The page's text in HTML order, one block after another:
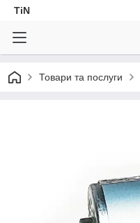
TiN
Товари та послуги